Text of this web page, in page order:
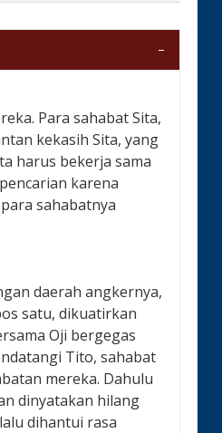
Para sahabat Sita,
kekasih Sita, yang
harus bekerja sama
karena
sahabatnya
daerah angkernya,
satu, dikuatirkan
Oji bergegas
Tito, sahabat
mereka. Dahulu
dinyatakan hilang
dihantui rasa